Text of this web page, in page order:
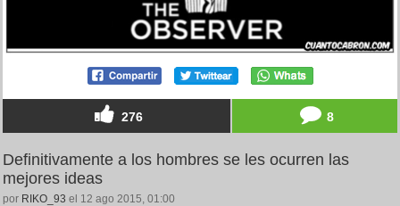
276 8
Definitivamente a los hombres se les ocurren las
mejores ideas
por RIKO_93 el 12 ago 2015, 01:00